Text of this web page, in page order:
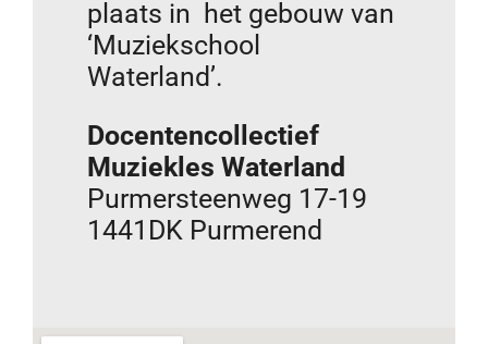
plaats in het gebouw van
‘Muziekschool
Waterland’.
Docentencollectief
Muziekles Waterland
Purmersteenweg 17-19
1441DK Purmerend